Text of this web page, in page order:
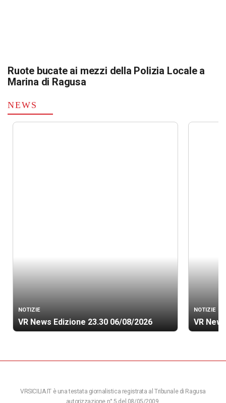
Ruote bucate ai mezzi della Polizia Locale a
Marina di Ragusa
NEWS
NOTIZIE
VR News Edizione 23.30 06/08/2026
NOTIZIE
VR
VRSICILIA.IT è una testata giornalistica registrata al Tribunale di Ragusa